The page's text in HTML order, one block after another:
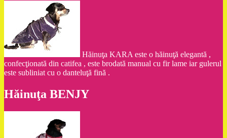
Hăinuţa KARA este o hăinuţă elegantă ,
confecţionată din catifea , este brodată manual cu fir lame iar gulerul
este subliniat cu o danteluţă fină .
Hăinuţa BENJY